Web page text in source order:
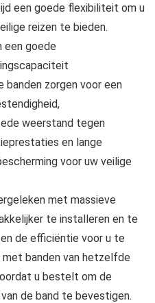
een goede flexibiliteit om u
reizen te bieden.
een goede
banden zorgen voor een
weerstand tegen
en lange
voor uw veilige
met massieve
te installeren en te
de efficiëntie voor u te
banden van hetzelfde
u bestelt om de
de band te bevestigen.